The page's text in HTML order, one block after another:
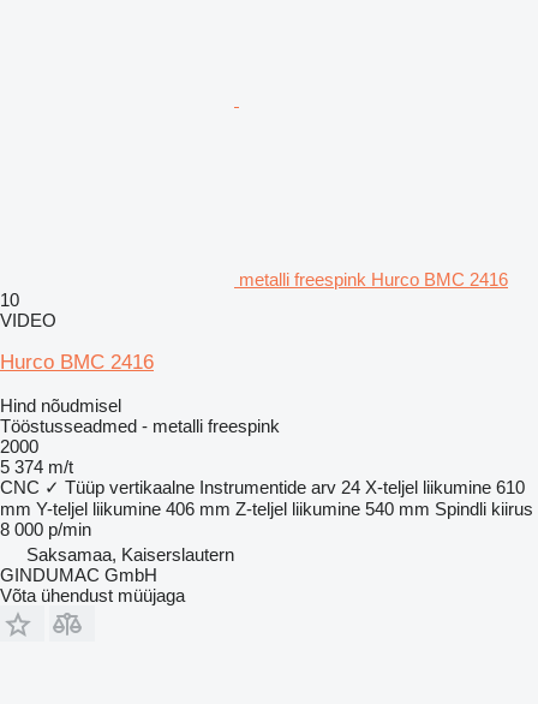
metalli freespink Hurco BMC 2416
10
VIDEO
Hurco BMC 2416
Hind nõudmisel
Tööstusseadmed - metalli freespink
2000
5 374 m/t
CNC ✓ Tüüp vertikaalne Instrumentide arv 24 X-teljel liikumine 610
mm Y-teljel liikumine 406 mm Z-teljel liikumine 540 mm Spindli kiirus
8 000 p/min
Saksamaa, Kaiserslautern
GINDUMAC GmbH
Võta ühendust müüjaga